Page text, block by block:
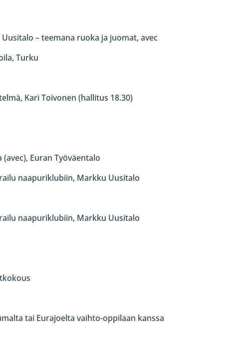
– teemana ruoka ja juomat, avec
Turku
Kari Toivonen (hallitus 18.30)
Euran Työväentalo
naapuriklubiin, Markku Uusitalo
naapuriklubiin, Markku Uusitalo
tai Eurajoelta vaihto-oppilaan kanssa